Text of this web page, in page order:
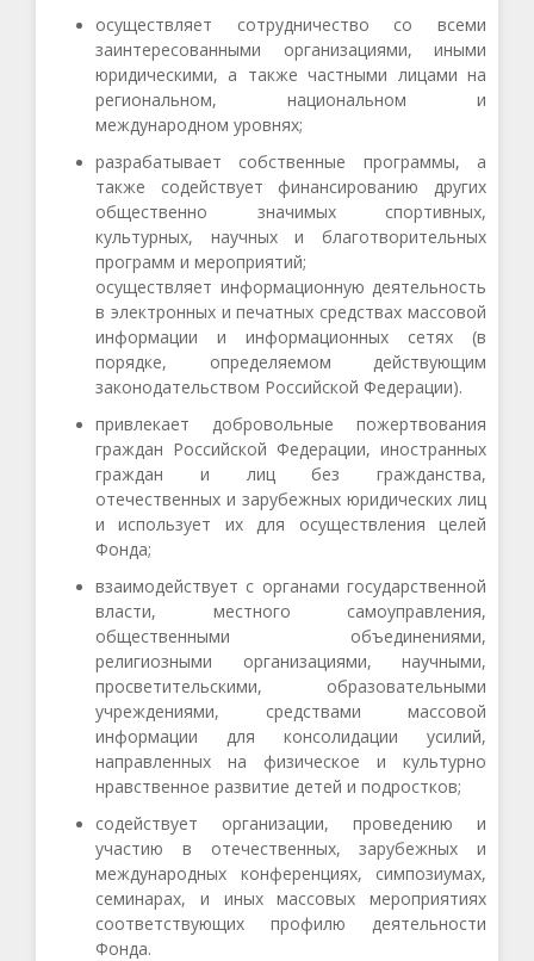
осуществляет сотрудничество со всеми
заинтересованными организациями, иными
юридическими, а также частными лицами на
региональном, национальном и
международном уровнях;
разрабатывает собственные программы, а
также содействует финансированию других
общественно значимых спортивных,
культурных, научных и благотворительных
программ и мероприятий;
осуществляет информационную деятельность
в электронных и печатных средствах массовой
информации и информационных сетях (в
порядке, определяемом действующим
законодательством Российской Федерации).
привлекает добровольные пожертвования
граждан Российской Федерации, иностранных
граждан и лиц без гражданства,
отечественных и зарубежных юридических лиц
и использует их для осуществления целей
Фонда;
взаимодействует с органами государственной
власти, местного самоуправления,
общественными объединениями,
религиозными организациями, научными,
просветительскими, образовательными
учреждениями, средствами массовой
информации для консолидации усилий,
направленных на физическое и культурно
нравственное развитие детей и подростков;
содействует организации, проведению и
участию в отечественных, зарубежных и
международных конференциях, симпозиумах,
семинарах, и иных массовых мероприятиях
соответствующих профилю деятельности
Фонда.